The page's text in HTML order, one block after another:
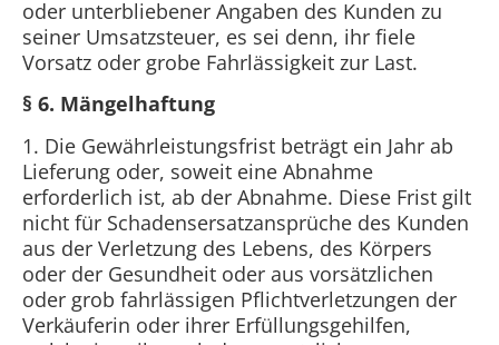
oder unterbliebener Angaben des Kunden zu
seiner Umsatzsteuer, es sei denn, ihr fiele
Vorsatz oder grobe Fahrlässigkeit zur Last.
§ 6. Mängelhaftung
1. Die Gewährleistungsfrist beträgt ein Jahr ab
Lieferung oder, soweit eine Abnahme
erforderlich ist, ab der Abnahme. Diese Frist gilt
nicht für Schadensersatzansprüche des Kunden
aus der Verletzung des Lebens, des Körpers
oder der Gesundheit oder aus vorsätzlichen
oder grob fahrlässigen Pflichtverletzungen der
Verkäuferin oder ihrer Erfüllungsgehilfen,